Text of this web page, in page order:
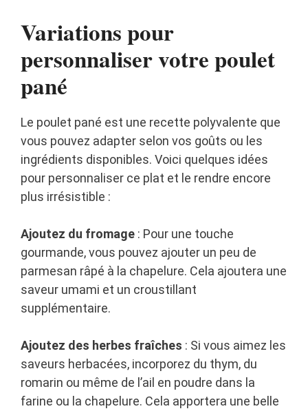
Variations pour
personnaliser votre poulet
pané
Le poulet pané est une recette polyvalente que
vous pouvez adapter selon vos goûts ou les
ingrédients disponibles. Voici quelques idées
pour personnaliser ce plat et le rendre encore
plus irrésistible :
Ajoutez du fromage : Pour une touche
gourmande, vous pouvez ajouter un peu de
parmesan râpé à la chapelure. Cela ajoutera une
saveur umami et un croustillant
supplémentaire.
Ajoutez des herbes fraîches : Si vous aimez les
saveurs herbacées, incorporez du thym, du
romarin ou même de l’ail en poudre dans la
farine ou la chapelure. Cela apportera une belle